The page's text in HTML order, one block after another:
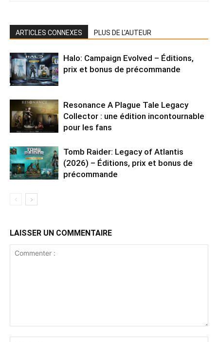
ARTICLES CONNEXES PLUS DE L'AUTEUR
Halo: Campaign Evolved – Éditions,
prix et bonus de précommande
Resonance A Plague Tale Legacy
Collector : une édition incontournable
pour les fans
Tomb Raider: Legacy of Atlantis
(2026) – Éditions, prix et bonus de
précommande
LAISSER UN COMMENTAIRE